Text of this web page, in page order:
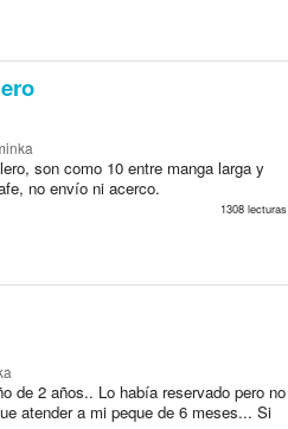
son como 10 entre manga larga y
no envío ni acerco.
1308 lecturas
de 2 años.. Lo había reservado pero no
atender a mi peque de 6 meses... Si